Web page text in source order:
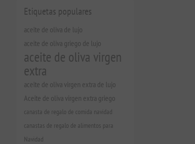
Etiquetas populares
aceite de oliva de lujo
aceite de oliva griego de lujo
aceite de oliva virgen
extra
aceite de oliva virgen extra de lujo
Aceite de oliva virgen extra griego
canasta de regalo de comida navidad
canastas de regalo de alimentos para
Navidad